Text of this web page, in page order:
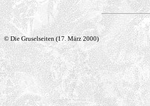
© Die Gruselseiten (17. März 2000)